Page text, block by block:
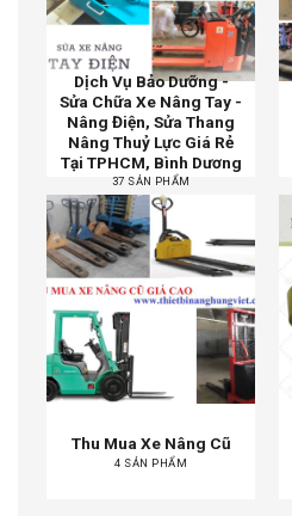
Dịch Vụ Bảo Dưỡng -
Sửa Chữa Xe Nâng Tay -
Nâng Điện, Sửa Thang
Nâng Thuỷ Lực Giá Rẻ
Tại TPHCM, Bình Dương
37 SẢN PHẨM
Thu Mua Xe Nâng Cũ
4 SẢN PHẨM